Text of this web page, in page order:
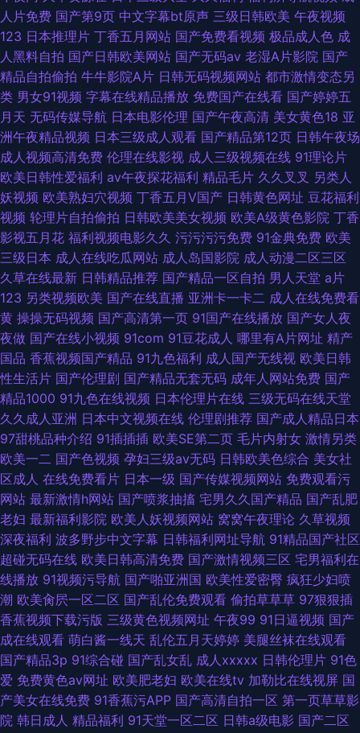
人片免费 国产第9页 中文字幕bt原声 三级日韩欧美 午夜视频
123 日本推理片 丁香五月网站 国产免费看视频 极品成人色 成
人黑料自拍 国产日韩欧美网站 国产无码av 老湿A片影院 国产
精品自拍偷拍 牛牛影院A片 日韩无码视频网站 都市激情变态另
类 男女91视频 字幕在线精品播放 免费国产在线看 国产婷婷五
月天 无码传媒导航 日本电影伦理 国产午夜高清 美女黄色18 亚
洲午夜精品视频 日本三级成人观看 国产精品第12页 日韩午夜场
成人视频高清免费 伦理在线影视 成人三级视频在线 91理论片
欧美日韩性爱福利 av午夜探花福利 精品毛片 久久叉叉 另类人
妖视频 欧美熟妇穴视频 丁香五月V国产 日韩黄色网址 豆花福利
视频 轮理片自拍偷拍 日韩欧美美女视频 欧美A级黄色影院 丁香
影视五月花 福利视频电影久久 污污污污免费 91金典免费 欧美
三级日本 成人在线吃瓜网站 成人岛国影院 成人动漫二区三区
久草在线最新 日韩精品推荐 国产精品一区自拍 男人天堂 a片
123 另类视频欧美 国产在线直播 亚洲卡一卡二 成人在线免费看
黄 操操无码视频 国产高清第一页 91国产在线播放 国产女人夜
夜做 国产在线小视频 91com 91豆花成人 哪里有A片网址 精产
国品 香蕉视频国产精品 91九色福利 成人国产无线视 欧美日韩
性生活片 国产伦理剧 国产精品无套无码 成年人网站免费 国产
精品1000 91九色在线视频 日本伦理片在线 三级无码在线天堂
久久成人亚洲 日本中文视频在线 伦理剧推荐 国产成人精品日本
97甜桃品种介绍 91插插插 欧美SE第二页 毛片内射女 激情另类
欧美一二 国产色视频 孕妇三级av无码 日韩欧美色综合 美女社
区成人 在线免费看片 日本一级 国产传媒视频网站 免费观看污
网站 最新激情h网站 国产喷浆抽搐 宅男久久国产精品 国产乱肥
老妇 最新福利影院 欧美人妖视频网站 窝窝午夜理论 久草视频
深夜福利 波多野步中文字幕 日韩福利网址导航 91精品国产社区
超碰无码在线 欧美日韩高清免费 国产激情视频三区 宅男福利在
线播放 91视频污导航 国产啪亚洲国 欧美性爱密臀 疯狂少妇喷
潮 欧美肏屄一区二区 国产乱伦免费观看 偷拍草草草 97狠狠插
香蕉视频下载污版 三级黄色视频网址 午夜99 91日逼视频 国产
成在线观看 萌白酱一线天 乱伦五月天婷婷 美腿丝袜在线观看
国产精品3p 91综合碰 国产乱女乱 成人xxxxx 日韩伦理片 91色
爱 免费黄色av网址 欧美肥老妇 欧美在线tv 加勒比在线视屏 国
产美女在线免费 91香蕉污APP 国产高清自拍一区 第一页草草影
院 韩日成人 精品福利 91天堂一区二区 日韩a级电影 国产二区